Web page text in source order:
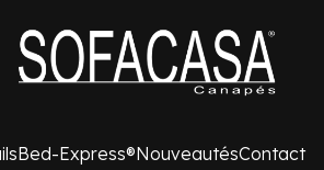
Bed-Express®NouveautésContact